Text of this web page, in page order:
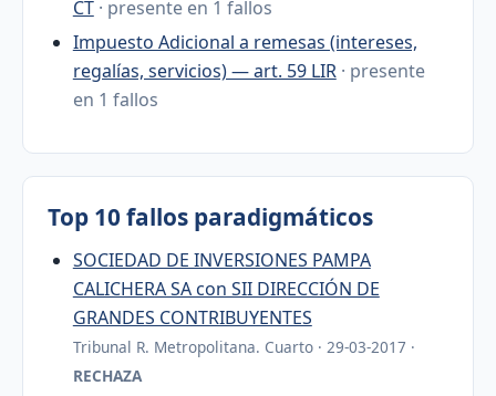
CT · presente en 1 fallos
Impuesto Adicional a remesas (intereses,
regalías, servicios) — art. 59 LIR · presente
en 1 fallos
Top 10 fallos paradigmáticos
SOCIEDAD DE INVERSIONES PAMPA
CALICHERA SA con SII DIRECCIÓN DE
GRANDES CONTRIBUYENTES
Tribunal R. Metropolitana. Cuarto · 29-03-2017 ·
RECHAZA